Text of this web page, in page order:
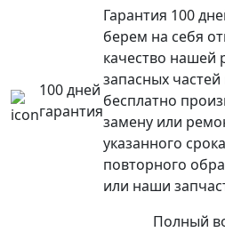
100 дней
гарантия
Гарантия 100
берем на себя
качество нашей
запасных
бесплатно
замену или
указанного
повторного
или наши
Полный